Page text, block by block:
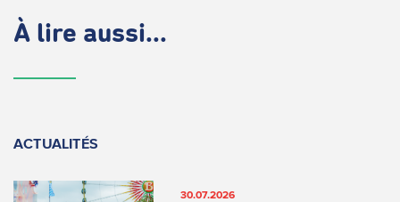
À lire aussi...
ACTUALITÉS
30.07.2026